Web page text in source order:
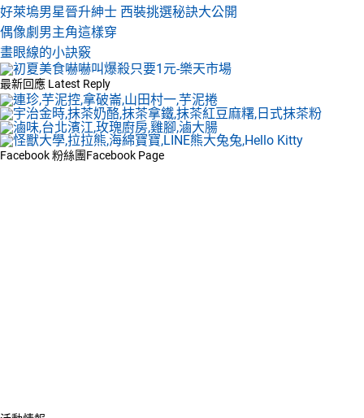
好萊塢男星晉升紳士 西裝挑選秘訣大公開
偶像劇男主角這樣穿
畫眼線的小訣竅
最新回應 Latest Reply
Facebook 粉絲團Facebook Page